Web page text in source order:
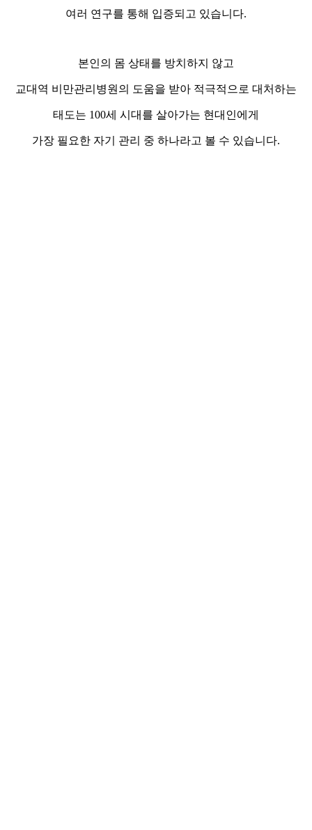
여러 연구를 통해 입증되고 있습니다.
본인의 몸 상태를 방치하지 않고
교대역 비만관리병원의 도움을 받아 적극적으로 대처하는
태도는 100세 시대를 살아가는 현대인에게
가장 필요한 자기 관리 중 하나라고 볼 수 있습니다.